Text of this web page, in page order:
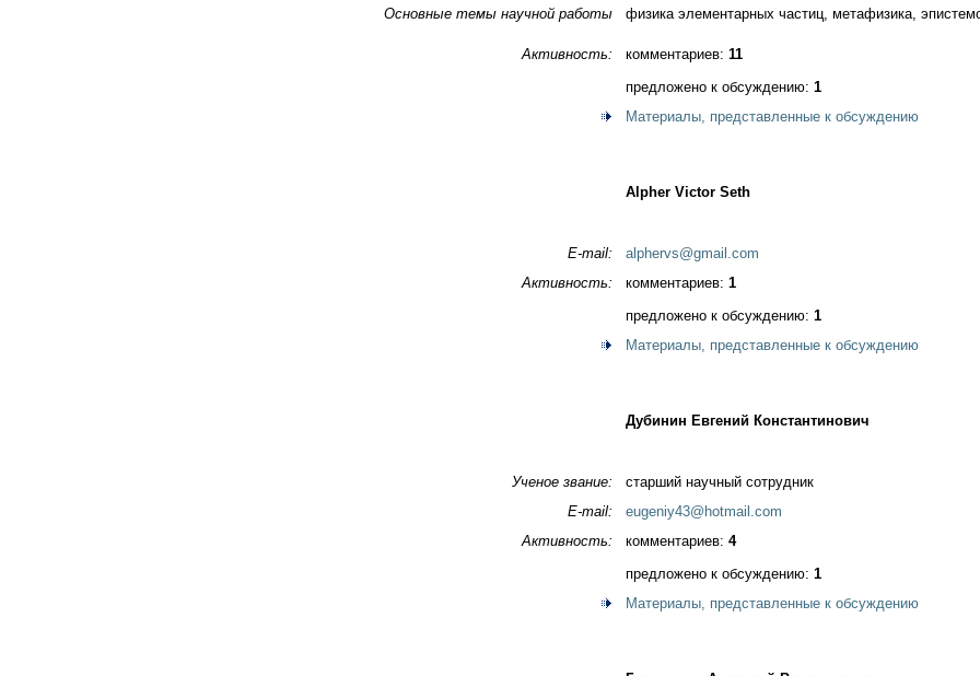
Основные темы научной работы
физика элементарных частиц, метафизика,
Активность: комментариев: 11
предложено к обсуждению: 1
Материалы, представленные к обсуждению
Alpher Victor Seth
E-mail:
alphervs@gmail.com
Активность:
комментариев: 1
предложено к обсуждению: 1
Материалы, представленные к обсуждению
Дубинин Евгений Константинович
Ученое звание:
старший научный сотрудник
E-mail:
eugeniy43@hotmail.com
Активность:
комментариев: 4
предложено к обсуждению: 1
Материалы, представленные к обсуждению